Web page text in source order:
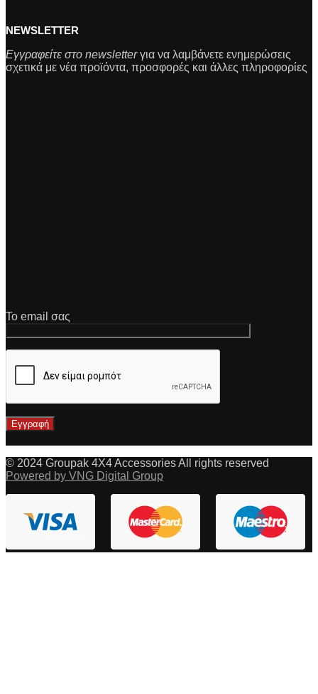
NEWSLETTER
Εγγραφείτε στο newsletterγια να λαμβάνετε ενημερώσεις
σχετικά με νέα προϊόντα, προσφορές και άλλες πληροφορίες
Το email σας
© 2024 Groupak 4X4 Accessories All rights reserved
Powered by VNG Digital Group